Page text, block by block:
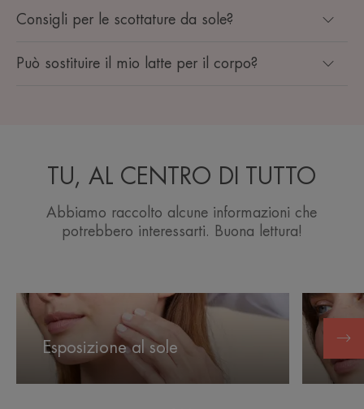
Consigli per le scottature da sole?
Può sostituire il mio latte per il corpo?
TU, AL CENTRO DI TUTTO
Abbiamo raccolto alcune informazioni che
potrebbero interessarti. Buona lettura!
Esposizione
Esposizione al sole
da
sole:
alleviare